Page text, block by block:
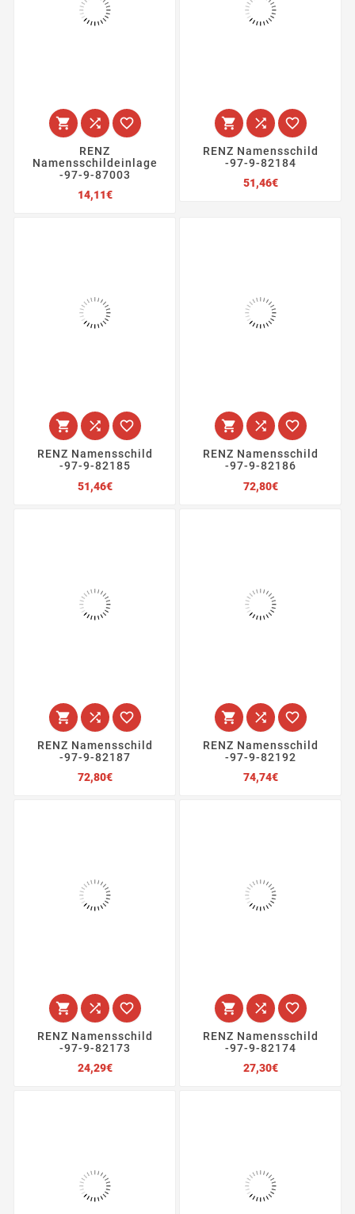
  
RENZ
Namensschildeinlage
-97-9-87003
14,11€Preis
  
RENZ Namensschild
-97-9-82184
51,46€Preis
  
RENZ Namensschild
-97-9-82185
51,46€Preis
  
RENZ Namensschild
-97-9-82186
72,80€Preis
  
RENZ Namensschild
-97-9-82187
72,80€Preis
  
RENZ Namensschild
-97-9-82192
74,74€Preis
  
RENZ Namensschild
-97-9-82173
24,29€Preis
  
RENZ Namensschild
-97-9-82174
27,30€Preis